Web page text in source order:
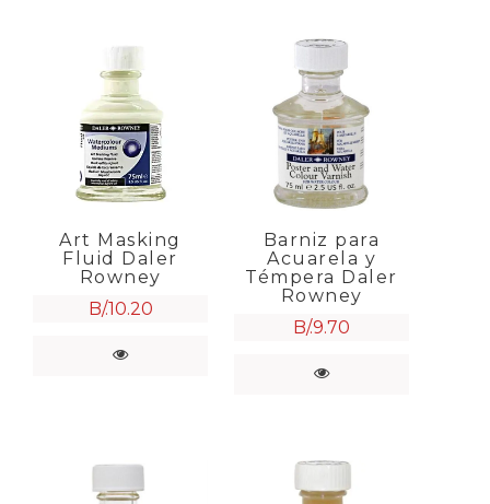
Art Masking
Fluid Daler
Rowney
B/.10.20
Barniz para
Acuarela y
Témpera Daler
Rowney
B/.9.70